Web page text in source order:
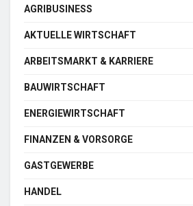
AGRIBUSINESS
AKTUELLE WIRTSCHAFT
ARBEITSMARKT & KARRIERE
BAUWIRTSCHAFT
ENERGIEWIRTSCHAFT
FINANZEN & VORSORGE
GASTGEWERBE
HANDEL